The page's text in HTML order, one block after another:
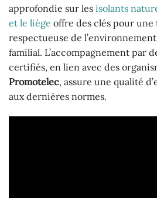
approfondie sur les isolants
et le liège offre des clés pour
respectueuse de
familial. L’accompagnement par
certifiés, en lien avec des
Promotelec, assure une qualité
aux dernières normes.